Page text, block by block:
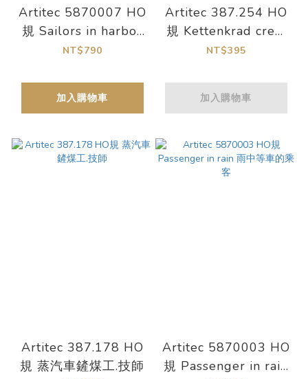
Artitec 5870007 HO
規 Sailors in harbor
港口的水手
NT$790
加入購物車
Artitec 387.254 HO
規 Kettenkrad crew
and luggage winter
NT$395
加入購物車
Artitec 387.178 HO
規 蒸汽車鏟煤工.技師
Artitec 5870003 HO
規 Passenger in rain